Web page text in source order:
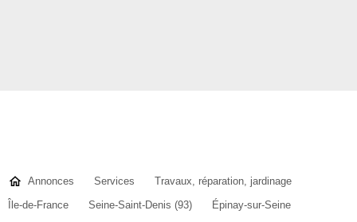
Annonces Services
Travaux, réparation, jardinage
Île-de-France
Seine-Saint-Denis (93)
Épinay-sur-Seine